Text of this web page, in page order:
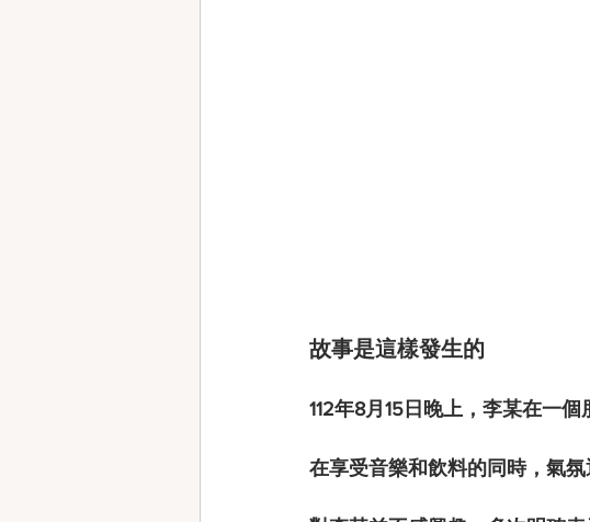
故事是這樣發生的
112年8月15日晚上，李某在一
在享受音樂和飲料的同時，氣